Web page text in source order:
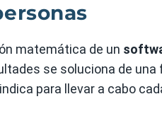
matemática de un
se soluciona de
para llevar a cabo